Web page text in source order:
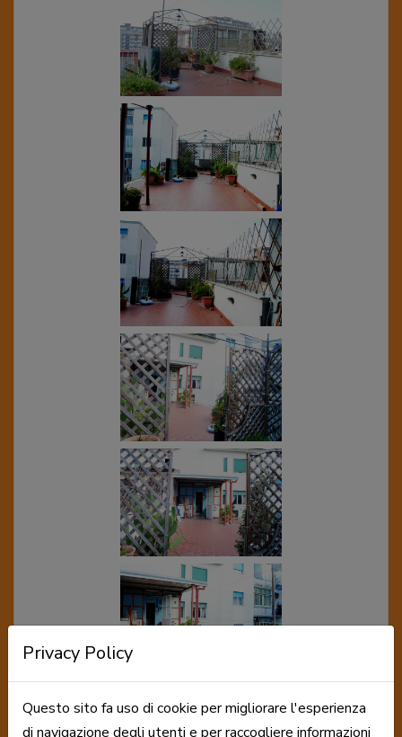
Privacy Policy
Questo sito fa uso di cookie per migliorare l'esperienza
di navigazione degli utenti e per raccogliere informazioni